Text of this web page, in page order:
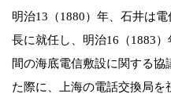
明治13（1880）年、石井は
長に就任し、明治16（1883
間の海底電信敷設に関する協
た際に、上海の電話交換局